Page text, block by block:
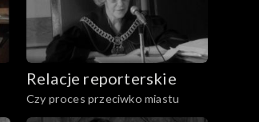
Relacje reporterskie
Czy proces przeciwko miastu